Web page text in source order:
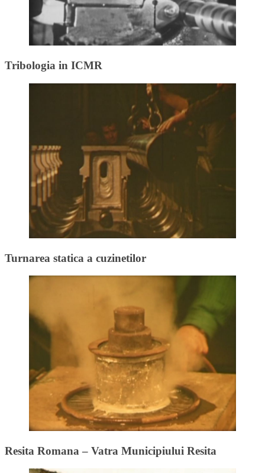
Tribologia in ICMR
Turnarea statica a cuzinetilor
Resita Romana – Vatra Municipiului Resita